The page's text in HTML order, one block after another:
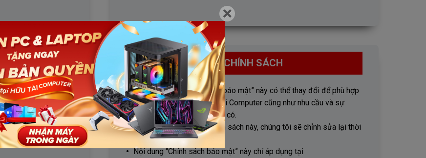
TƯ
mật của website,
bất cứ mục đích nào
mật thông tin để
hệ thống.
THAY ĐỔI VỀ CHÍNH SÁCH
5
Nội dung của “Chính sách bảo mật” này có thể thay đổi để phù hợp
với các nhu cầu của Hữu Tài Computer cũng như nhu cầu và sự
phản hồi từ khách hàng nếu có.
Khi cập nhật nội dung chính sách này, chúng tôi sẽ chỉnh sửa lại thời
gian “Cập nhật lần cuối”.
Nội dung “Chính sách bảo mật” này chỉ áp dụng tại